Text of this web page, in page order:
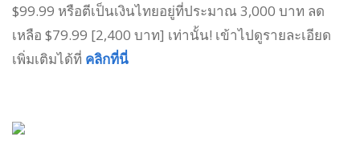
$99.99 หรือตีเป็นเงินไทยอยู่ที่ประมาณ 3,000 บาท ลด
เหลือ $79.99 [2,400 บาท] เท่านั้น! เข้าไปดูรายละเอียด
เพิ่มเติมได้ที่ คลิกที่นี่